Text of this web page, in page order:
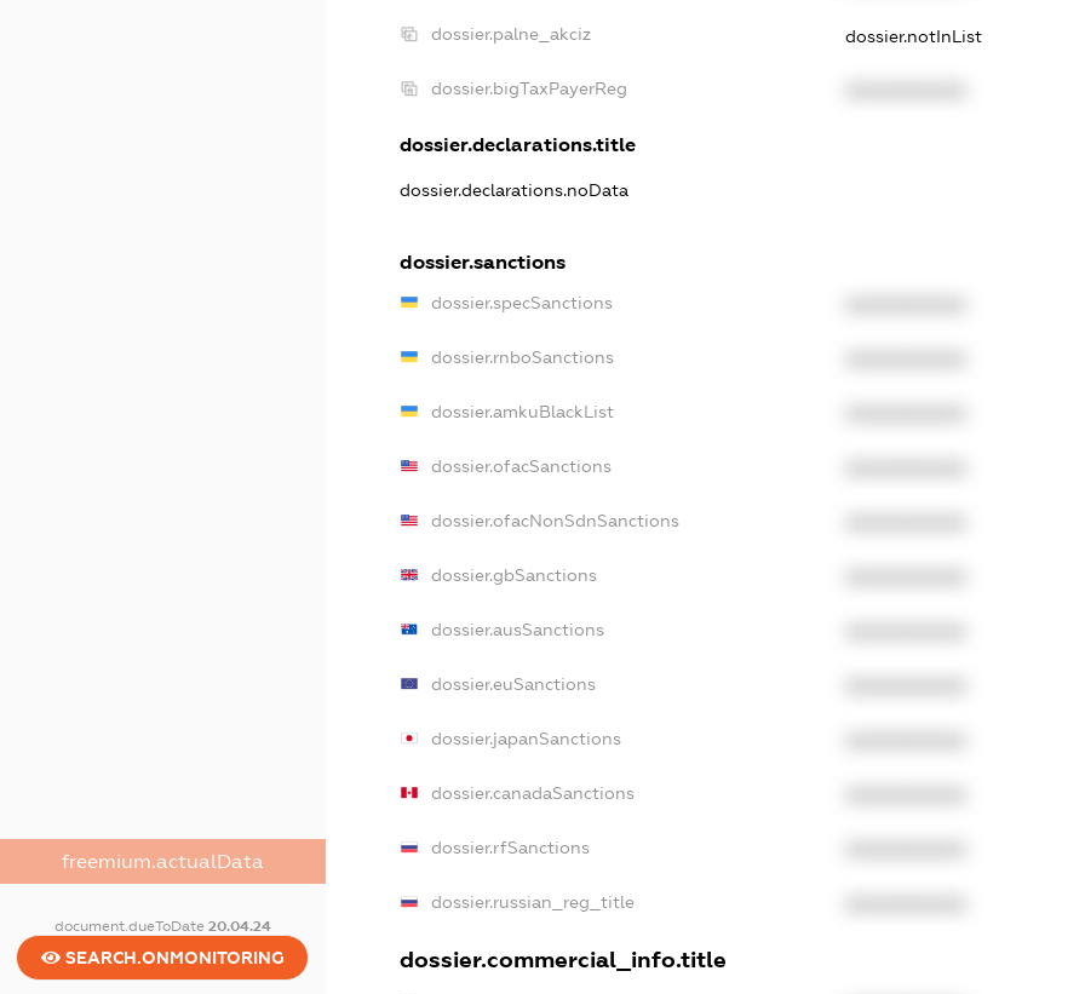
freemium.actualData
document.dueToDate 20.04.24
SEARCH.ONMONITORING
dossier.palne_akciz dossier.notInList
dossier.bigTaxPayerReg
dossier.declarations.title
dossier.declarations.noData
dossier.sanctions
dossier.specSanctions
dossier.rnboSanctions
dossier.amkuBlackList
dossier.ofacSanctions
dossier.ofacNonSdnSanctions
dossier.gbSanctions
dossier.ausSanctions
dossier.euSanctions
dossier.japanSanctions
dossier.canadaSanctions
dossier.rfSanctions
dossier.russian_reg_title
dossier.commercial_info.title